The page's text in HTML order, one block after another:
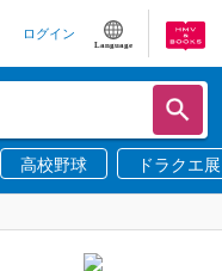
ログイン
Language
高校野球 ドラクエ展